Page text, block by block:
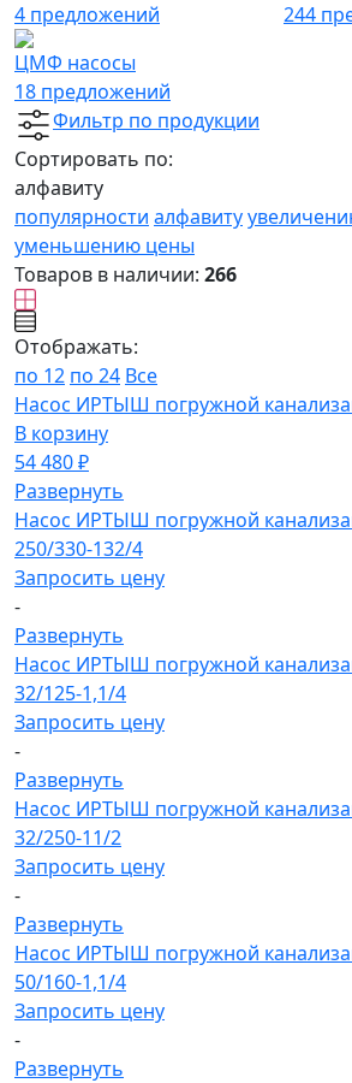
4 предложений
244
ЦМФ насосы
18 предложений
Фильтр по продукции
Сортировать по:
алфавиту
популярности алфавиту
уменьшению цены
Товаров в наличии: 266
Отображать:
по 12 по 24 Все
Насос ИРТЫШ погружной
В корзину
54 480 ₽
Развернуть
Насос ИРТЫШ погружной
250/330-132/4
Запросить цену
-
Развернуть
Насос ИРТЫШ погружной
32/125-1,1/4
Запросить цену
-
Развернуть
Насос ИРТЫШ погружной
32/250-11/2
Запросить цену
-
Развернуть
Насос ИРТЫШ погружной
50/160-1,1/4
Запросить цену
-
Развернуть